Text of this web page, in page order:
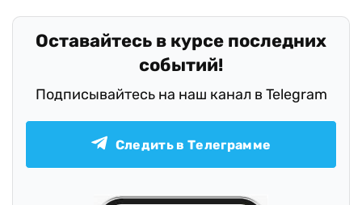
Оставайтесь в курсе последних
событий!
Подписывайтесь на наш канал в Telegram
Следить в Телеграмме